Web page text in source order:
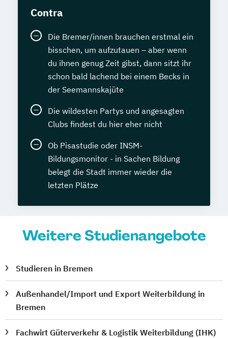
Contra
Die Bremer/innen brauchen erstmal ein
bisschen, um aufzutauen – aber wenn
du ihnen genug Zeit gibst, dann sitzt ihr
schon bald lachend bei einem Becks in
der Seemannskajüte
Die wildesten Partys und angesagten
Clubs findest du hier eher nicht
Ob Pisastudie oder INSM-
Bildungsmonitor - in Sachen Bildung
belegt die Stadt immer wieder die
letzten Plätze
Weitere Studienangebote
Studieren in Bremen
Außenhandel/Import und Export Weiterbildung in
Bremen
Fachwirt Güterverkehr & Logistik Weiterbildung (IHK)